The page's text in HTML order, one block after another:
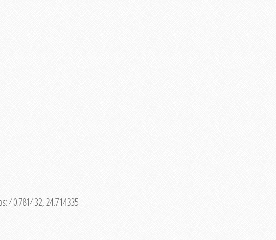
40.781432, 24.714335